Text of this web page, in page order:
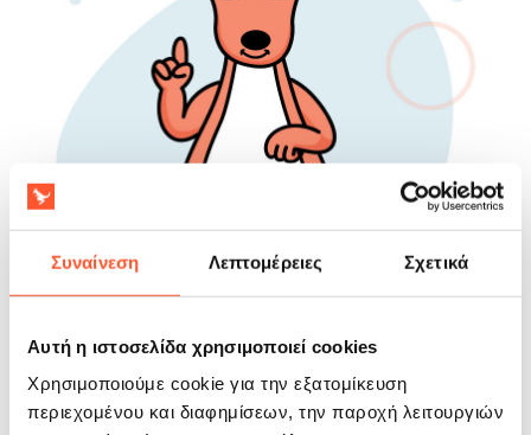
Συναίνεση Λεπτομέρειες Σχετικά
Αυτή η ιστοσελίδα χρησιμοποιεί cookies
Χρησιμοποιούμε cookie για την εξατομίκευση
περιεχομένου και διαφημίσεων, την παροχή λειτουργιών